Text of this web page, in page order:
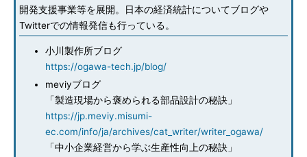
開発支援事業等を展開。日本の経済統計についてブログや
Twitterでの情報発信も行っている。
小川製作所ブログ
https://ogawa-tech.jp/blog/
meviyブログ
「製造現場から褒められる部品設計の秘訣」
https://jp.meviy.misumi-
ec.com/info/ja/archives/cat_writer/writer_ogawa/
「中小企業経営から学ぶ生産性向上の秘訣」